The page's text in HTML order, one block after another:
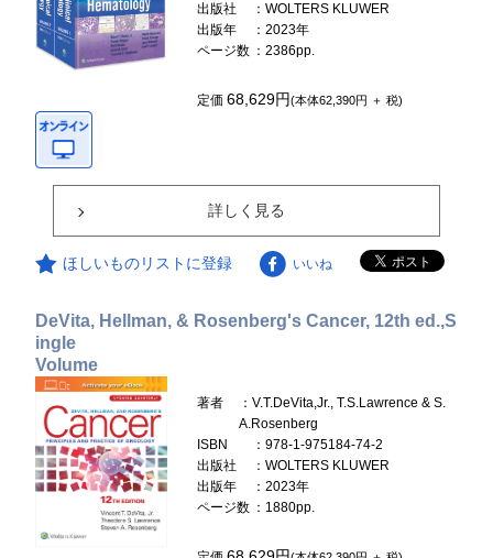
出版社
：WOLTERS KLUWER
出版年
：2023年
ページ数 ：2386pp.
定価68,629円(本体62,390円 ＋ 税)
詳しく見る
ほしいものリストに登録 いいね
DeVita, Hellman, & Rosenberg's Cancer, 12th ed.,S
ingle
Volume
著者
：V.T.DeVita,Jr., T.S.Lawrence & S.
A.Rosenberg
ISBN
：978-1-975184-74-2
出版社
：WOLTERS KLUWER
出版年
：2023年
ページ数 ：1880pp.